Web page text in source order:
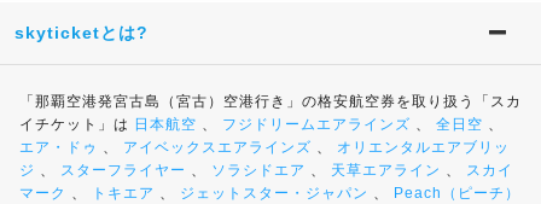
skyticketとは?
「那覇空港発宮古島（宮古）空港行き」の格安航空券を取り扱う「スカ
イチケット」は 日本航空 、 フジドリームエアラインズ 、 全日空 、
エア・ドゥ 、 アイベックスエアラインズ 、 オリエンタルエアブリッ
ジ 、 スターフライヤー 、 ソラシドエア 、 天草エアライン 、 スカイ
マーク 、 トキエア 、 ジェットスター・ジャパン 、
Peach（ピーチ）